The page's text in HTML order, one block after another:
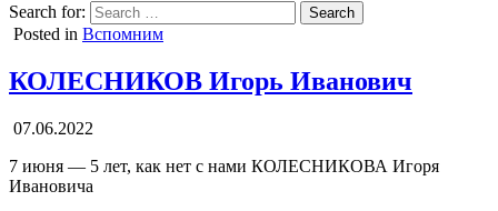
Search for:
Posted in Вспомним
КОЛЕСНИКОВ Игорь Иванович
07.06.2022
7 июня — 5 лет, как нет с нами КОЛЕСНИКОВА Игоря
Ивановича